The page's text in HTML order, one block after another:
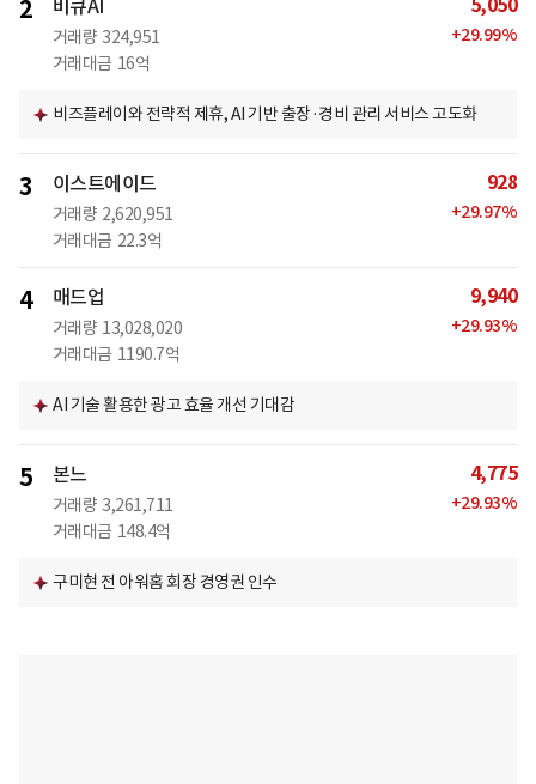
2 비큐AI
거래량 324,951
거래대금 16억
5,050
+29.99%
비즈플레이와 전략적 제휴, AI 기반 출장·경비 관리 서비스 고도화
3 이스트에이드
거래량 2,620,951
거래대금 22.3억
928
+29.97%
4 매드업
거래량 13,028,020
거래대금 1190.7억
9,940
+29.93%
AI 기술 활용한 광고 효율 개선 기대감
5 본느
거래량 3,261,711
거래대금 148.4억
4,775
+29.93%
구미현 전 아워홈 회장 경영권 인수